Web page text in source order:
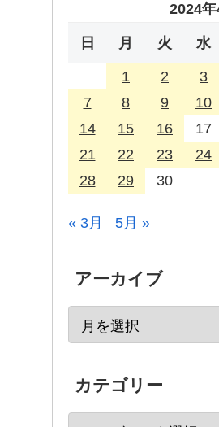
2024年
日 月 火 水
1 2 3
7
8 9 10
14
15 16 17
21
22 23 24
28
29 30
« 3月 5月 »
アーカイブ
カテゴリー